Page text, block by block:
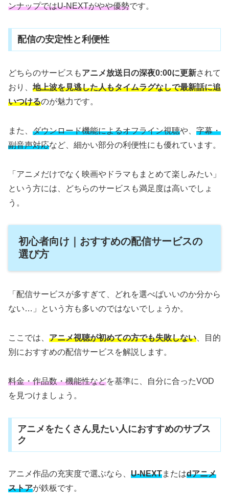
ンナップではU-NEXTがやや優勢です。
配信の安定性と利便性
どちらのサービスもアニメ放送日の深夜0:00に更新されて
おり、 地上波を見逃した人もタイムラグなしで最新話に追
いつけるのが魅力です。
また、 ダウンロード機能によるオフライン視聴や、 字幕・
副音声対応など、細かい部分の利便性にも優れています。
「アニメだけでなく映画やドラマもまとめて楽しみたい」
という方には、どちらのサービスも満足度は高いでしょ
う。
初心者向け｜おすすめの配信サービスの
選び方
「配信サービスが多すぎて、どれを選べばいいのか分から
ない…」という方も多いのではないでしょうか。
ここでは、 アニメ視聴が初めての方でも失敗しない 、目的
別におすすめの配信サービスを解説します。
料金・作品数・機能性などを基準に、自分に合ったVOD
を見つけましょう。
アニメをたくさん見たい人におすすめのサブス
ク
アニメ作品の充実度で選ぶなら、 U-NEXTまたはdアニメ
ストアが鉄板です。